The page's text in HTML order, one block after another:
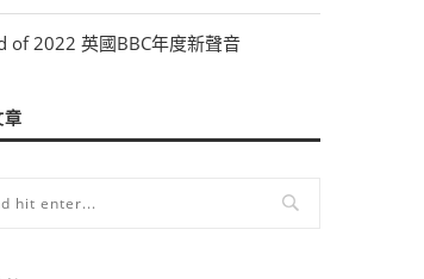
of 2022 英國BBC年度新聲音
章